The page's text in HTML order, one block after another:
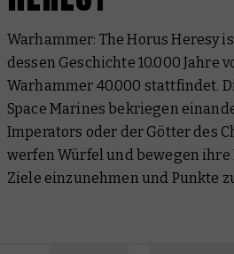
Warhammer: The Horus Heresy
dessen Geschichte 10.000 Jahre
Warhammer 40.000 stattfindet.
Space Marines bekriegen
Imperators oder der Götter des
werfen Würfel und bewegen
Ziele einzunehmen und Punkte